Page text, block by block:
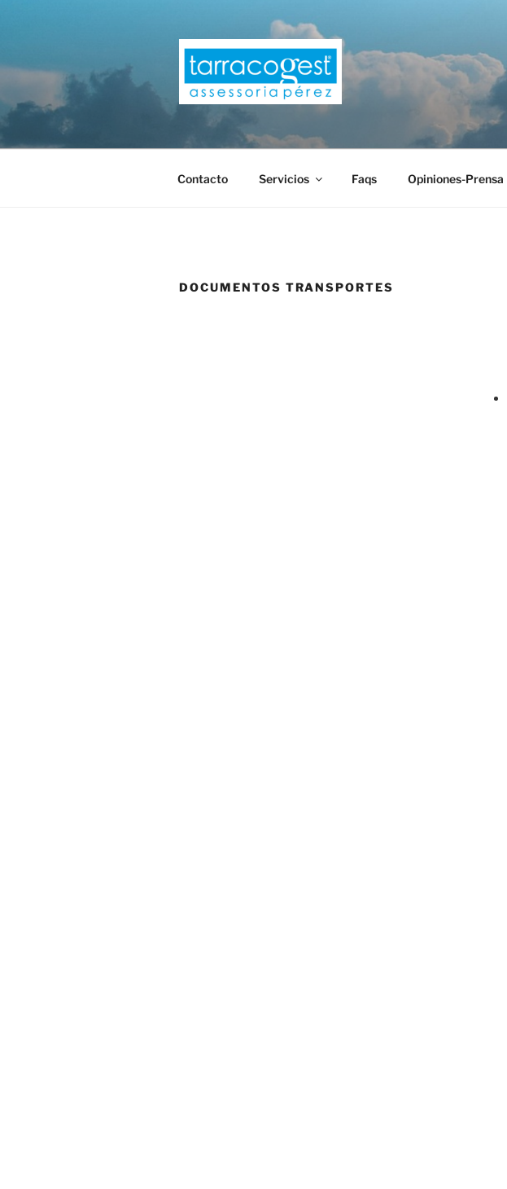
TARRACOGEST
Contacto Servicios Faqs Opiniones-Prensa
DOCUMENTOS TRANSPORTES